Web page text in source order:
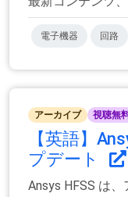
電子機器 回路
アーカイブ 視聴無
【英語】
プデート
Ansys HFSS は